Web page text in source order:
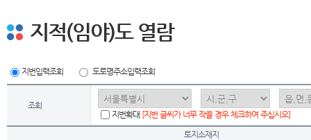
지적(임야)도 열람
지번입력조회 도로명주소입력조회
조회
지번확대 [지번 글씨가 너무 작을 경우 체크하여 주십시오]
토지소재지